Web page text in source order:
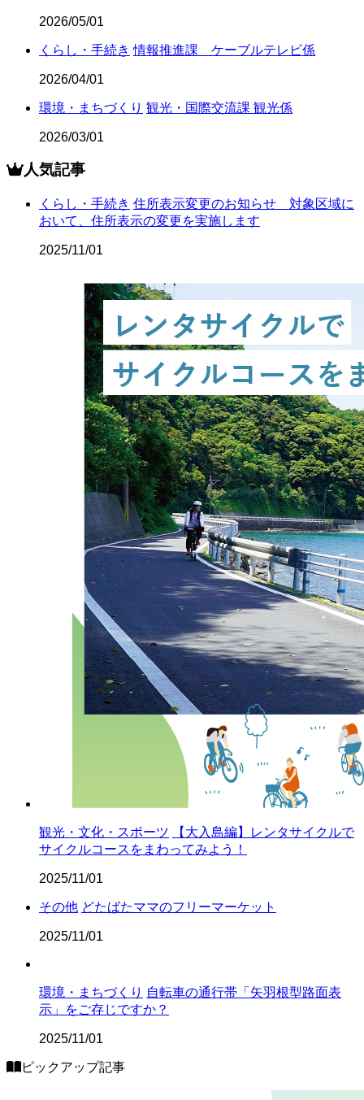
2026/05/01
くらし・手続き 情報推進課 ケーブルテレビ係
2026/04/01
環境・まちづくり 観光・国際交流課 観光係
2026/03/01
人気記事
くらし・手続き 住所表示変更のお知らせ 対象区域に
おいて、住所表示の変更を実施します
2025/11/01
観光・文化・スポーツ
【大入島編】レンタサイクルで
サイクルコースをまわってみよう！
2025/11/01
その他 どたばたママのフリーマーケット
2025/11/01
環境・まちづくり 自転車の通行帯「矢羽根型路面表
示」をご存じですか？
2025/11/01
ピックアップ記事